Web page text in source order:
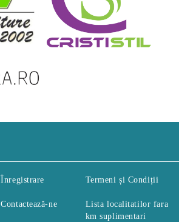
Înregistrare
Contactează-ne
Termeni și Condiții
Lista localitatilor fara
km suplimentari